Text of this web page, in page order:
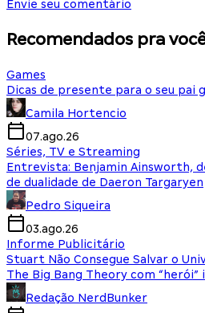
Envie seu comentário
Recomendados pra
Games
Dicas de presente para o seu pai
Camila Hortencio
07.ago.26
Séries, TV e Streaming
Entrevista: Benjamin Ainsworth,
de dualidade de Daeron Targaryen
Pedro Siqueira
03.ago.26
Informe Publicitário
Stuart Não Consegue Salvar o
The Big Bang Theory com “herói”
Redação NerdBunker